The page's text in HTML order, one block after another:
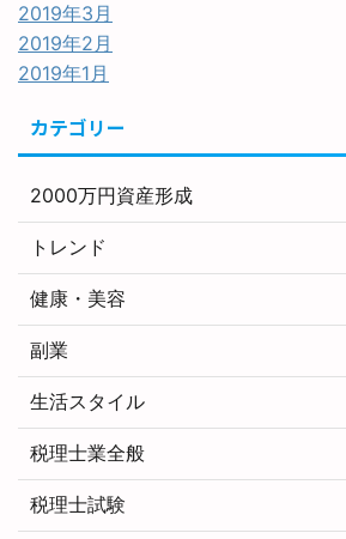
2019年3月
2019年2月
2019年1月
カテゴリー
2000万円資産形成
トレンド
健康・美容
副業
生活スタイル
税理士業全般
税理士試験